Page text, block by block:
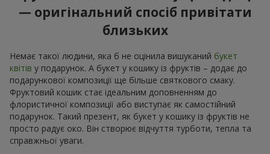
— оригінальний спосіб привітати
близьких
Немає такої людини, яка б не оцінила вишуканий букет
квітів у подарунок. А букет у кошику із фруктів – додає до
подарункової композиції ще більше святкового смаку.
Фруктовий кошик стає ідеальним доповненням до
флористичної композиції або виступає як самостійний
подарунок. Такий презент, як букет у кошику із фруктів не
просто радує око. Він створює відчуття турботи, тепла та
справжньої уваги.